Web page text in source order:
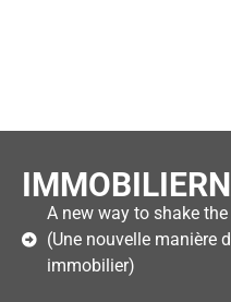
A new way to shake
(Une nouvelle manière
immobilier)